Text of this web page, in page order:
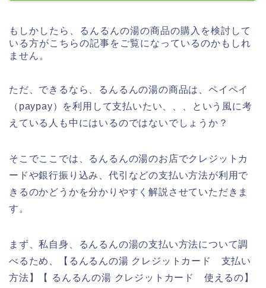
もしかしたら、るんるんの湯の商品の購入を検討して
いる方がこちらの記事をご覧になっているのかもしれ
ません。
ただ、できるなら、るんるんの湯の商品は、ペイペイ
（paypay）を利用して支払いたい、、、という風に考
えている人も中にはいるのではないでしょうか？
そこでここでは、るんるんの湯のお店でクレジットカ
ードや銀行振り込み、代引などの支払い方法が利用で
きるのかどうかを分かりやすく解説させていただきま
す。
まず、私自身、るんるんの湯の支払い方法について調
べるため、【るんるんの湯 クレジットカード 支払い
方法】【 るんるんの湯 クレジットカード 使えるの】